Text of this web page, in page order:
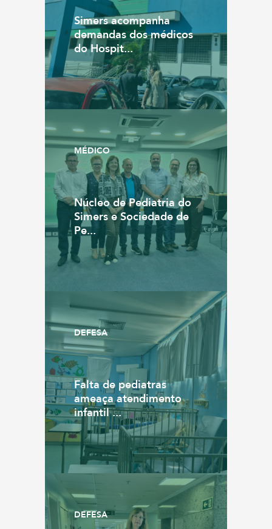
Simers acompanha
demandas dos médicos
do Hospit...
MÉDICO
Núcleo de Pediatria do
Simers e Sociedade de
Pe...
DEFESA
Falta de pediatras
ameaça atendimento
infantil ...
DEFESA